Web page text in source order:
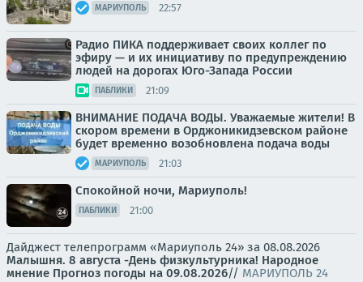
МАРИУПОЛЬ 22:57
Радио ПИКА поддерживает своих коллег по
эфиру — и их инициативу по предупреждению
людей на дорогах Юго-Запада России
ПАБЛИКИ 21:09
ВНИМАНИЕ ПОДАЧА ВОДЫ. Уважаемые жители! В
скором времени в Орджоникидзевском районе
будет временно возобновлена подача воды
МАРИУПОЛЬ 21:03
Спокойной ночи, Мариуполь!
ПАБЛИКИ 21:00
Дайджест телепрограмм «Мариуполь 24» за 08.08.2026
Малышня. 8 августа -День физкультурника! Народное
мнение Прогноз погоды на 09.08.2026// МАРИУПОЛЬ 24